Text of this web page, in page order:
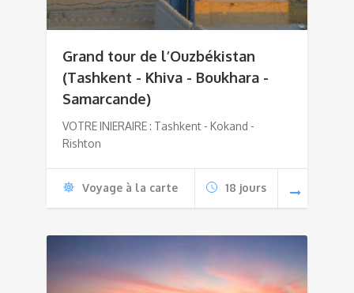
Grand tour de l’Ouzbékistan
(Tashkent - Khiva - Boukhara -
Samarcande)
VOTRE INIERAIRE : Tashkent - Kokand -
Rishton
Voyage à la carte 18 jours